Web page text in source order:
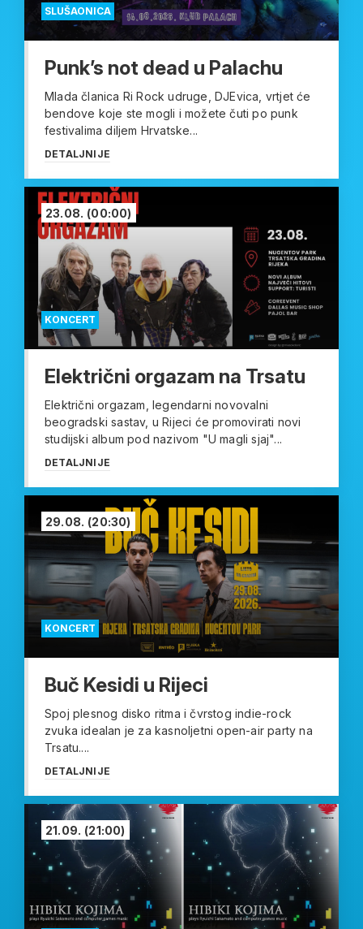
SLUŠAONICA
Punk’s not dead u Palachu
Mlada članica Ri Rock udruge, DJEvica, vrtjet će
bendove koje ste mogli i možete čuti po punk
festivalima diljem Hrvatske...
DETALJNIJE
KONCERT
23.08. (00:00)
Električni orgazam na Trsatu
Električni orgazam, legendarni novovalni
beogradski sastav, u Rijeci će promovirati novi
studijski album pod nazivom "U magli sjaj"...
DETALJNIJE
KONCERT
29.08. (20:30)
Buč Kesidi u Rijeci
Spoj plesnog disko ritma i čvrstog indie-rock
zvuka idealan je za kasnoljetni open-air party na
Trsatu....
DETALJNIJE
21.09. (21:00)